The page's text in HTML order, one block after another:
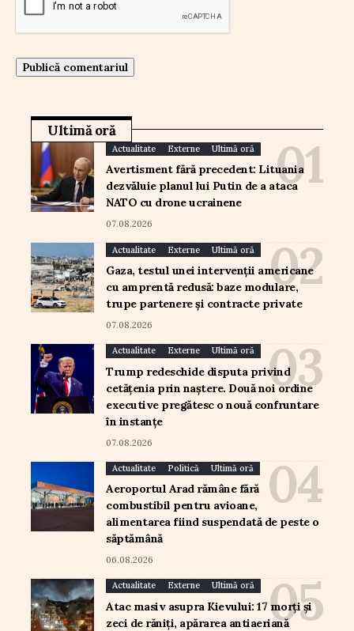
Ultimă oră
Actualitate Externe Ultimă oră
Avertisment fără precedent: Lituania
dezvăluie planul lui Putin de a ataca
NATO cu drone ucrainene
07.08.2026
Actualitate Externe Ultimă oră
Gaza, testul unei intervenții americane
cu amprentă redusă: baze modulare,
trupe partenere și contracte private
07.08.2026
Actualitate Externe Ultimă oră
Trump redeschide disputa privind
cetățenia prin naștere. Două noi ordine
executive pregătesc o nouă confruntare
în instanțe
07.08.2026
Actualitate Politică Ultimă oră
Aeroportul Arad rămâne fără
combustibil pentru avioane,
alimentarea fiind suspendată de peste o
săptămână
06.08.2026
Actualitate Externe Ultimă oră
Atac masiv asupra Kievului: 17 morți și
zeci de răniți, apărarea antiaeriană